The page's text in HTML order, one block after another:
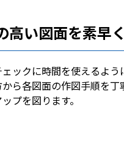
高い図面を素早
ックに時間を使えるよ
ら各図面の作図手順を
プを図ります。